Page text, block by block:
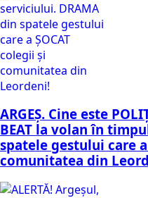
ARGEȘ. Cine este
BEAT la volan în
spatele gestului care a
comunitatea din